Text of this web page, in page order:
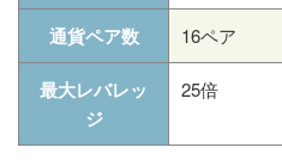
通貨ペア数 16ペア
最大レバレッ
ジ
25倍